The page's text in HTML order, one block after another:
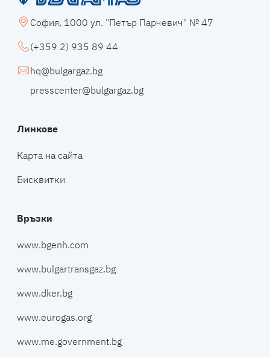
София, 1000 ул. "Петър Парчевич" № 47
(+359 2) 935 89 44
hq@bulgargaz.bg
presscenter@bulgargaz.bg
Линкове
Карта на сайта
Бисквитки
Връзки
www.bgenh.com
www.bulgartransgaz.bg
www.dker.bg
www.eurogas.org
www.me.government.bg